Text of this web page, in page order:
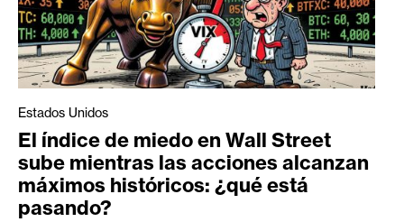
Estados Unidos
El índice de miedo en Wall Street
sube mientras las acciones alcanzan
máximos históricos: ¿qué está
pasando?